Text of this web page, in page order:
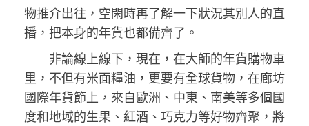
物推介出往，空閑時再了解一下狀況其別人的直
播，把本身的年貨也都備齊了。
非論線上線下，現在，在大師的年貨購物車
里，不但有米面糧油，更要有全球貨物，在廊坊
國際年貨節上，來自歐洲、中東、南美等多個國
度和地域的生果、紅酒、巧克力等好物齊聚，將